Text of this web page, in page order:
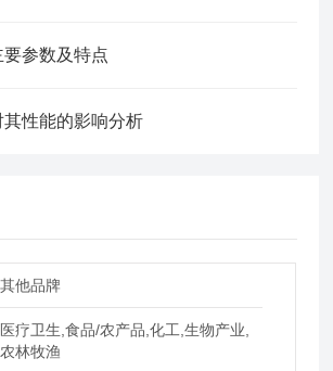
参数及特点
性能的影响分析
其他品牌
医疗卫生,食品/农产品,化工,生物产业,
农林牧渔